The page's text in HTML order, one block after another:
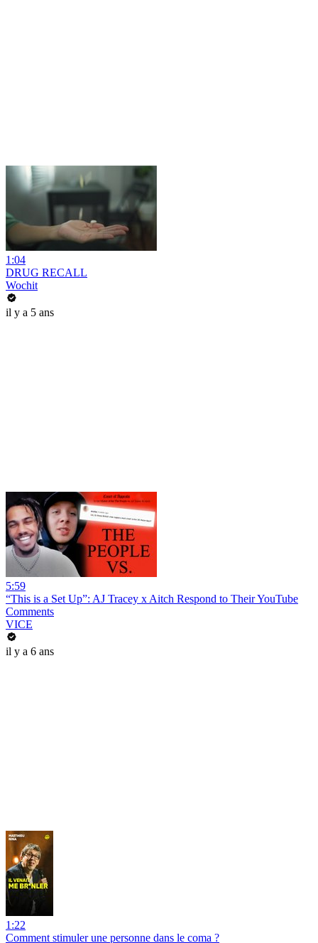
1:04
DRUG RECALL
Wochit
il y a 5 ans
5:59
“This is a Set Up”: AJ Tracey x Aitch Respond to Their YouTube
Comments
VICE
il y a 6 ans
1:22
Comment stimuler une personne dans le coma ?